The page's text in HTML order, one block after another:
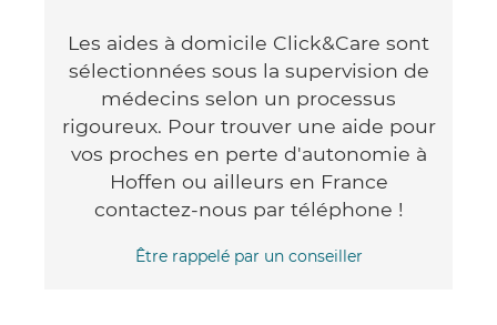
Les aides à domicile Click&Care sont
sélectionnées sous la supervision de
médecins selon un processus
rigoureux. Pour trouver une aide pour
vos proches en perte d'autonomie à
Hoffen ou ailleurs en France
contactez-nous par téléphone !
Être rappelé par un conseiller